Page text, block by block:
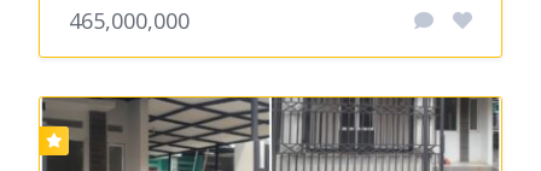
465,000,000